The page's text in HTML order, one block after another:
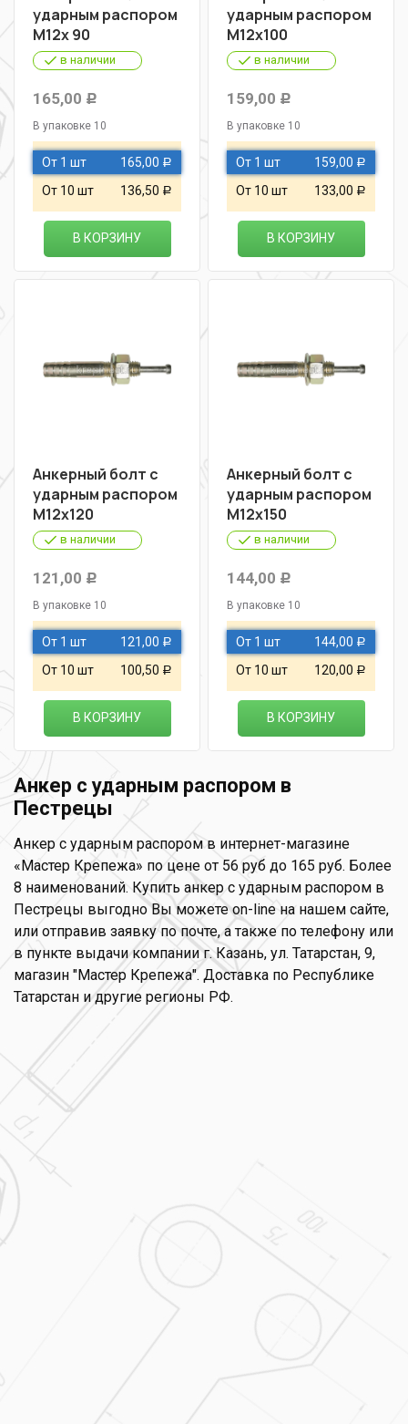
ударным распором
М12х 90
в наличии
165,00 Р
В упаковке 10
От 1 шт 165,00 Р
От 10 шт 136,50 Р
В КОРЗИНУ
ударным распором
М12х100
в наличии
159,00 Р
В упаковке 10
От 1 шт 159,00 Р
От 10 шт 133,00 Р
В КОРЗИНУ
Анкерный болт с
ударным распором
М12х120
в наличии
121,00 Р
В упаковке 10
От 1 шт 121,00 Р
От 10 шт 100,50 Р
В КОРЗИНУ
Анкерный болт с
ударным распором
М12х150
в наличии
144,00 Р
В упаковке 10
От 1 шт 144,00 Р
От 10 шт 120,00 Р
В КОРЗИНУ
Анкер с ударным распором в
Пестрецы
Анкер с ударным распором в интернет-магазине
«Мастер Крепежа» по цене от 56 руб до 165 руб. Более
8 наименований. Купить анкер с ударным распором в
Пестрецы выгодно Вы можете on-line на нашем сайте,
или отправив заявку по почте, а также по телефону или
в пункте выдачи компании г. Казань, ул. Татарстан, 9,
магазин "Мастер Крепежа". Доставка по Республике
Татарстан и другие регионы РФ.